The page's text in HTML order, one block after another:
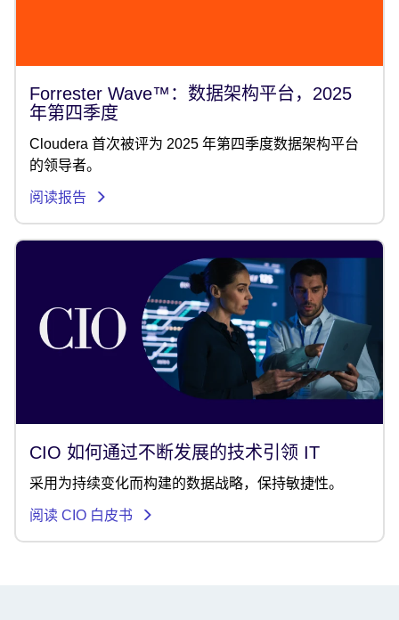
Forrester Wave™：数据架构平台，2025
年第四季度
Cloudera 首次被评为 2025 年第四季度数据架构平台
的领导者。
阅读报告
CIO 如何通过不断发展的技术引领 IT
采用为持续变化而构建的数据战略，保持敏捷性。
阅读 CIO 白皮书